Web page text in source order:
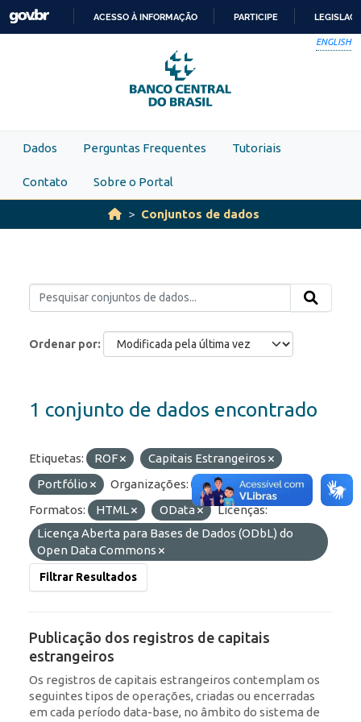
Skip to main content
PARA
O
CONTEÚDO
ACESSO À INFORMAÇÃO PARTICIPE
ENGLISH
Dados Perguntas Frequentes Tutoriais
Contato Sobre o Portal
Conjuntos de dados
Ordenar por
1 conjunto de dados encontrado
Etiquetas: ROF
Capitais Estrangeiros
Portfólio
Organizações:
BCB/Dstat
Formatos:
HTML OData
Licenças:
Licença Aberta para Bases de Dados (ODbL) do
Open Data Commons
Filtrar Resultados
Publicação dos registros de capitais
estrangeiros
Os registros de capitais estrangeiros contemplam os
seguintes tipos de operações, criadas ou encerradas
em cada período data-base, no âmbito do sistema de